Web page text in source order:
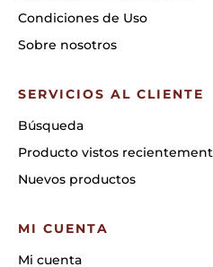
Condiciones de Uso
Sobre nosotros
SERVICIOS AL CLIENTE
Búsqueda
Producto vistos
Nuevos productos
MI CUENTA
Mi cuenta